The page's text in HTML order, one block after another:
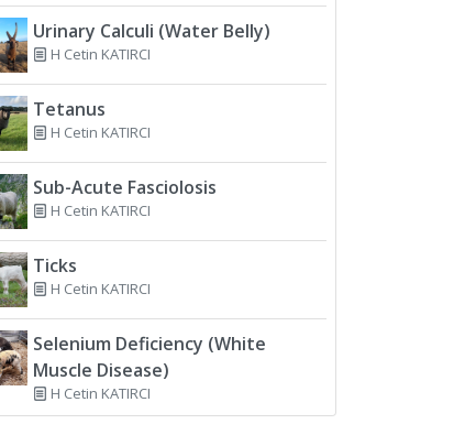
Urinary Calculi (Water Belly)
H Cetin KATIRCI
Tetanus
H Cetin KATIRCI
Sub-Acute Fasciolosis
H Cetin KATIRCI
Ticks
H Cetin KATIRCI
Selenium Deficiency (White
Muscle Disease)
H Cetin KATIRCI